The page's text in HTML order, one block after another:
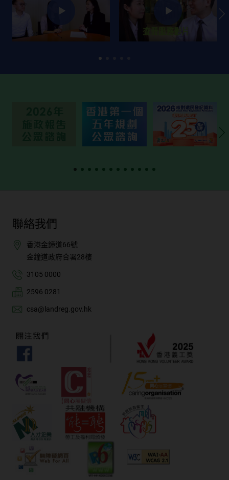
聯絡我們
香港金鐘道66號
金鐘道政府合署28樓
3105 0000
2596 0281
csa@landreg.gov.hk